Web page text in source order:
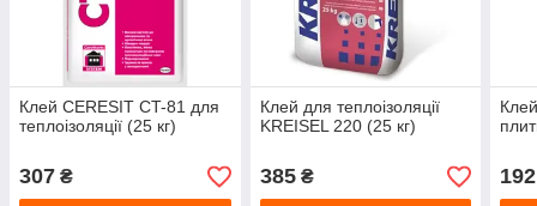
Клей CERESIT CT-81 для
теплоізоляції (25 кг)
307 ₴
Клей для теплоізоляції
KREISEL 220 (25 кг)
385₴ 192